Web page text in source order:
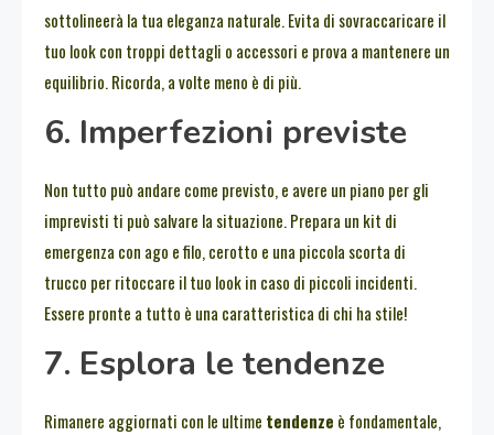
sottolineerà la tua eleganza naturale. Evita di sovraccaricare il
tuo look con troppi dettagli o accessori e prova a mantenere un
equilibrio. Ricorda, a volte meno è di più.
6. Imperfezioni previste
Non tutto può andare come previsto, e avere un piano per gli
imprevisti ti può salvare la situazione. Prepara un kit di
emergenza con ago e filo, cerotto e una piccola scorta di
trucco per ritoccare il tuo look in caso di piccoli incidenti.
Essere pronte a tutto è una caratteristica di chi ha stile!
7. Esplora le tendenze
Rimanere aggiornati con le ultime tendenze è fondamentale,